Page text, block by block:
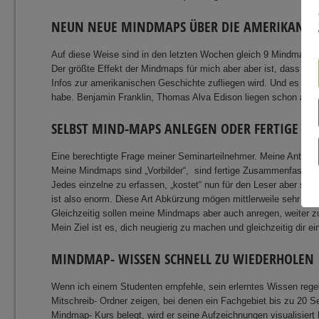
NEUN NEUE MINDMAPS ÜBER DIE
Auf diese Weise sind in den letzten Wochen gleich 9 Mindmaps
Der größte Effekt der Mindmaps für mich aber aber ist, dass ich
Infos zur amerikanischen Geschichte zufliegen wird. Und es
habe. Benjamin Franklin, Thomas Alva Edison liegen schon auf
SELBST MIND-MAPS ANLEGEN ODER FERTIGE
Eine berechtigte Frage meiner Seminarteilnehmer. Meine
Meine Mindmaps sind „Vorbilder“, sind fertige
Jedes einzelne zu erfassen, „kostet“ nun für den Leser aber
ist also enorm. Diese Art Abkürzung mögen mittlerweile sehr viele.
Gleichzeitig sollen meine Mindmaps aber auch anregen, weiter
Mein Ziel ist es, dich neugierig zu machen und gleichzeitig dir
MINDMAP- WISSEN SCHNELL ZU WIEDERHOLEN
Wenn ich einem Studenten empfehle, sein erlerntes Wissen
Mitschreib- Ordner zeigen, bei denen ein Fachgebiet bis zu 20
Mindmap- Kurs belegt, wird er seine Aufzeichnungen